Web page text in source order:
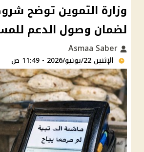
وزارة التموين توضح
لضمان وصول الدعم
الإثنين 22/يونيو/2026 - 11:49 ص